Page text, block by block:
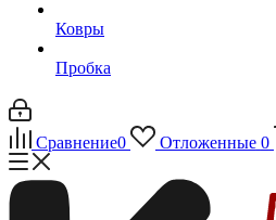
Ковры
Пробка
Сравнение0 Отложенные 0